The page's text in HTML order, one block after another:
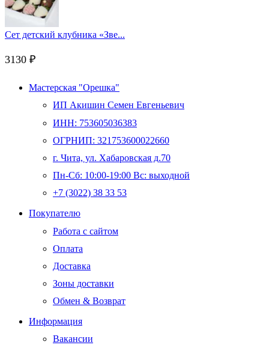
Сет детский клубника «Зве...
3130 ₽
Мастерская "Орешка"
ИП Акишин Семен Евгеньевич
ИНН: 753605036383
ОГРНИП: 321753600022660
г. Чита, ул. Хабаровская д.70
Пн-Сб: 10:00-19:00 Вс: выходной
+7 (3022) 38 33 53
Whatsapp
TelegramПокупателю
Работа с сайтом
Оплата
Доставка
Зоны доставки
Обмен & Возврат
Информация
Вакансии